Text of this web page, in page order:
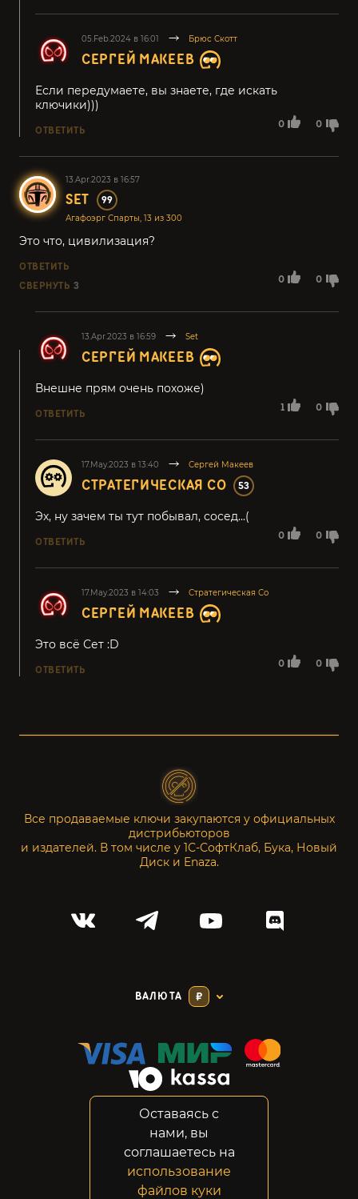
05.Feb.2024 в 16:01 Брюс Скотт
СЕРГЕЙ МАКЕЕВ
0 0
Если передумаете, вы знаете, где искать
ключики)))
ОТВЕТИТЬ
13.Apr.2023 в 16:57
SET 99
Агафоэрг Спарты, 13 из 300
0 0
Это что, цивилизация?
ОТВЕТИТЬ
СВЕРНУТЬ 3
13.Apr.2023 в 16:59 Set
СЕРГЕЙ МАКЕЕВ
1 0
Внешне прям очень похоже)
ОТВЕТИТЬ
17.May.2023 в 13:40 Сергей Макеев
СТРАТЕГИЧЕСКАЯ СО 53
0 0
Эх, ну зачем ты тут побывал, сосед...(
ОТВЕТИТЬ
17.May.2023 в 14:03 Стратегическая Со
СЕРГЕЙ МАКЕЕВ
0 0
Это всё Сет :D
ОТВЕТИТЬ
Все продаваемые ключи закупаются у официальных
дистрибьюторов
и издателей. В том числе у 1С-СофтКлаб, Бука, Новый
Диск и Enaza.
ВАЛЮТА ₽
Конфиденциальность
Возвраты
Правовая информация
Оставаясь с
нами, вы
соглашаетесь на
использование
файлов куки